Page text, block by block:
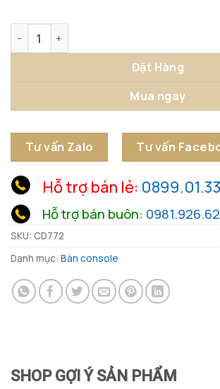
Bộ Bàn Ăn Thông Minh Trang Trí Nội
Đặt Hàng
Mua ngay
Tư vấn Zalo Tư vấn
Hỗ trợ bán lẻ:
Hỗ trợ bán buôn:
SKU: CD772
Danh mục: Bàn console
SHOP GỢI Ý SẢN PHẨM